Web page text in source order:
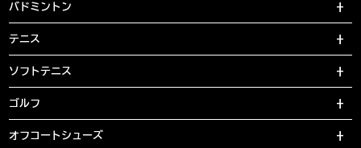
バドミントン
テニス
ソフトテニス
ゴルフ
オフコートシューズ